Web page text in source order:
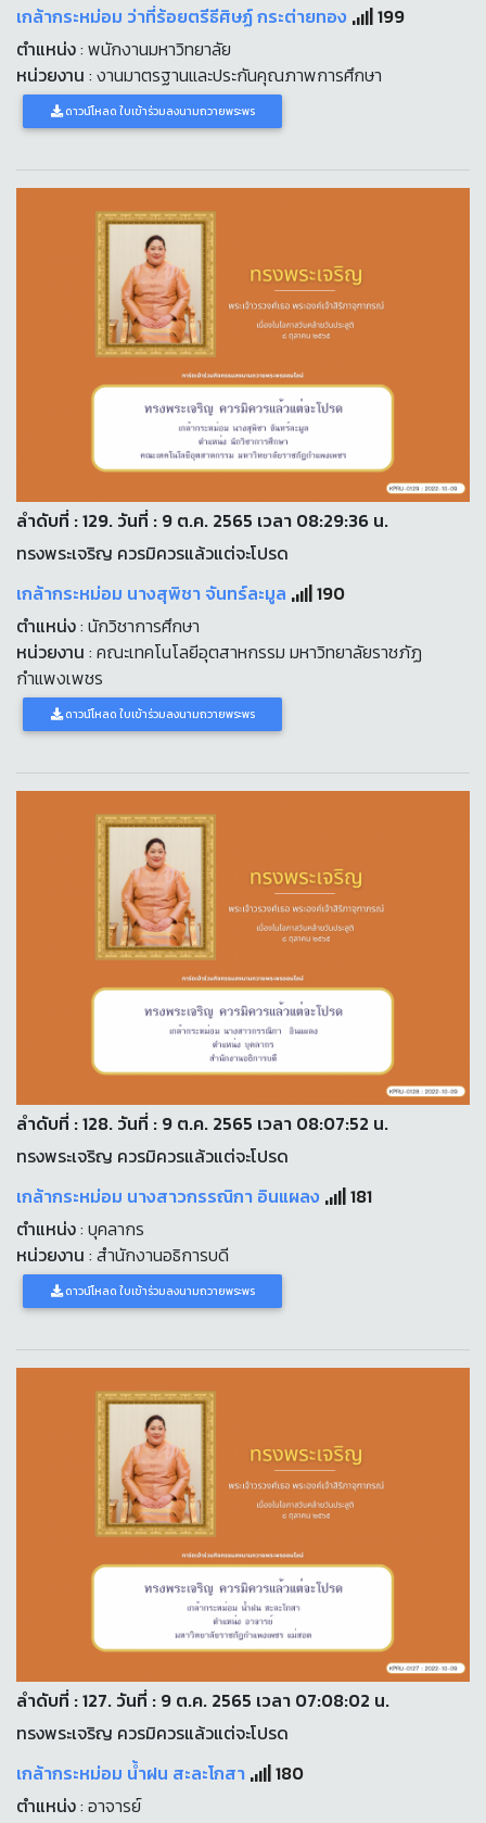
เกล้ากระหม่อม ว่าที่ร้อยตรีธีศิษฏ์ กระต่ายทอง
199
ตำแหน่ง: พนักงานมหาวิทยาลัย
หน่วยงาน : งานมาตรฐานและประกันคุณภาพการศึกษา
ดาวน์โหลด ใบเข้าร่วมลงนามถวายพระพร
ลำดับที่ : 129. วันที่ : 9 ต.ค. 2565 เวลา 08:29:36 น.
ทรงพระเจริญ ควรมิควรแล้วแต่จะโปรด
เกล้ากระหม่อม นางสุพิชา จันทร์ละมูล
190
ตำแหน่ง: นักวิชาการศึกษา
หน่วยงาน : คณะเทคโนโลยีอุตสาหกรรม มหาวิทยาลัยราชภัฏ
กำแพงเพชร
ดาวน์โหลด ใบเข้าร่วมลงนามถวายพระพร
ลำดับที่ : 128. วันที่ : 9 ต.ค. 2565 เวลา 08:07:52 น.
ทรงพระเจริญ ควรมิควรแล้วแต่จะโปรด
เกล้ากระหม่อม นางสาวกรรณิกา อินแผลง
181
ตำแหน่ง: บุคลากร
หน่วยงาน : สำนักงานอธิการบดี
ดาวน์โหลด ใบเข้าร่วมลงนามถวายพระพร
ลำดับที่ : 127. วันที่ : 9 ต.ค. 2565 เวลา 07:08:02 น.
ทรงพระเจริญ ควรมิควรแล้วแต่จะโปรด
เกล้ากระหม่อม น้ำฝน สะละโกสา
180
ตำแหน่ง: อาจารย์